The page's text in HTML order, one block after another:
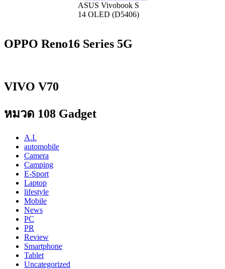
ASUS Vivobook S
14 OLED (D5406)
OPPO Reno16 Series 5G
VIVO V70
หมวด 108 Gadget
A.I.
automobile
Camera
Camping
E-Sport
Laptop
lifestyle
Mobile
News
PC
PR
Review
Smartphone
Tablet
Uncategorized